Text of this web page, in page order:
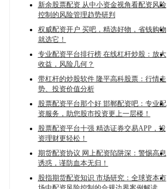
新余股票配资 从中小资金视角看配资风险
控制的风险管理趋势研判
权威配资开户 买吧，精选好物，省钱购物
就选它！
专业配资平台排行榜 在线杠杆炒股：放大
收益，风险几何？
带杠杆的炒股软件 隆平高科股票：行情走
势、投资价值分析
股票配资平台那个好 邯郸配资吧：专业配
资服务，助您股市投资更上一层楼！
股票配资平台十强 精选证券交易APP，投
资理财更轻松！
期货配资协议 网上配资陷阱深：警惕高息
诱惑，谨防血本无归！
股指期货配资知识 市场研究：全球资本市